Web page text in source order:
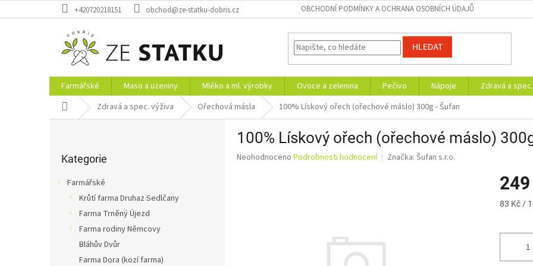
na
+420720218151 obchod@ze-statku-dobris.cz OBCHODNÍ PODMÍNKY A OCHRANA OSOBNÍCH ÚDAJŮ
HLEDAT
Farmářské Maso a uzeniny Mléko a ml. výrobky Ovoce a zelenina Pečivo Nápoje Zdravá a
Domů Zdravá a spec. výživa Ořechová másla 100% Lískový ořech (ořechové máslo) 300g - Šufan
kategorie
Kategorie
Farmářské
Krůtí farma Druhaz Sedlčany
Farma Trněný Újezd
Farma rodiny Němcovy
Bláhův Dvůr
Farma Dora (kozí farma)
100% Lískový ořech (ořechové máslo)
Průměrné
Neohodnoceno Podrobnosti hodnocení Značka: Šufan s.r.o.
Měrná
83 Kč /